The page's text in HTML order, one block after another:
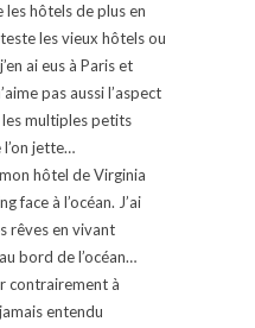
les hôtels de plus en
les vieux hôtels ou
ai eus à Paris et
pas aussi l’aspect
les multiples petits
jette…
hôtel de Virginia
face à l’océan. J’ai
rêves en vivant
bord de l’océan…
contrairement à
entendu